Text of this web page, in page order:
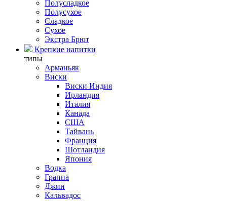
Полусладкое
Полусухое
Сладкое
Сухое
Экстра Брют
Крепкие напитки
типы
Арманьяк
Виски
Виски Индия
Ирландия
Италия
Канада
США
Тайвань
Франция
Шотландия
Япония
Водка
Граппа
Джин
Кальвадос